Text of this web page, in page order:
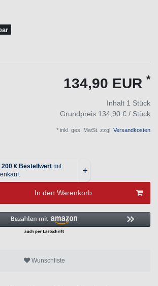
134,90 EUR *
Inhalt 1 Stück
Grundpreis 134,90 € / Stück
* inkl. ges. MwSt. zzgl. Versandkosten
In den Warenkorb
Wunschliste